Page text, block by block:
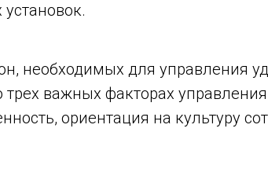
необходимых для управления
трех важных факторах
ориентация на культуру